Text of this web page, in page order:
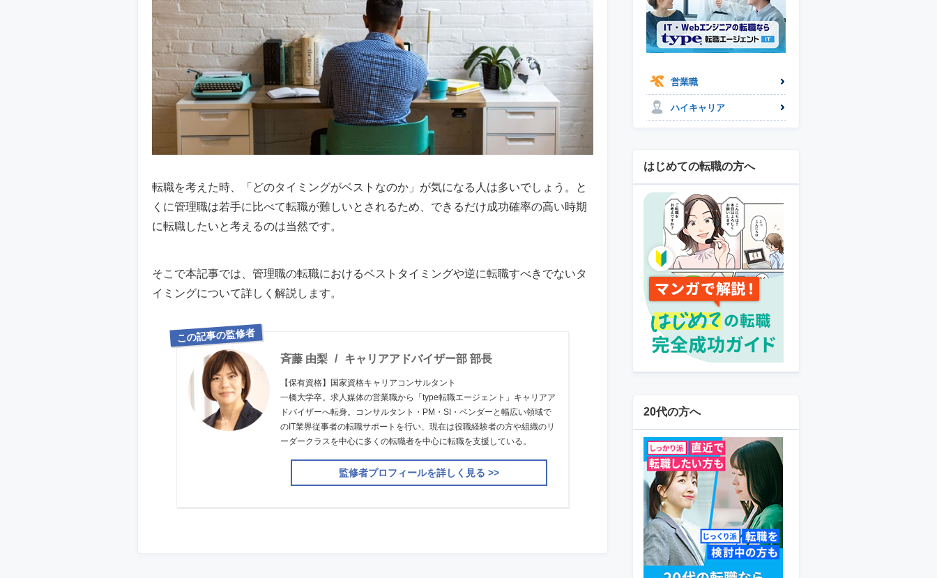
転職を考えた時、「どのタイミングがベストなのか」が気になる人は多いでしょう。と
くに管理職は若手に比べて転職が難しいとされるため、できるだけ成功確率の高い時期
に転職したいと考えるのは当然です。
そこで本記事では、管理職の転職におけるベストタイミングや逆に転職すべきでないタ
イミングについて詳しく解説します。
この記事の監修者
斉藤 由梨 キャリアアドバイザー部 部長
【保有資格】国家資格キャリアコンサルタント
一橋大学卒。求人媒体の営業職から「type転職エージェント」キャリアア
ドバイザーへ転身。コンサルタント・PM・SI・ベンダーと幅広い領域で
のIT業界従事者の転職サポートを行い、現在は役職経験者の方や組織のリ
ーダークラスを中心に多くの転職者を中心に転職を支援している。
監修者プロフィールを詳しく見る >>
営業職
ハイキャリア
はじめての転職の方へ
20代の方へ